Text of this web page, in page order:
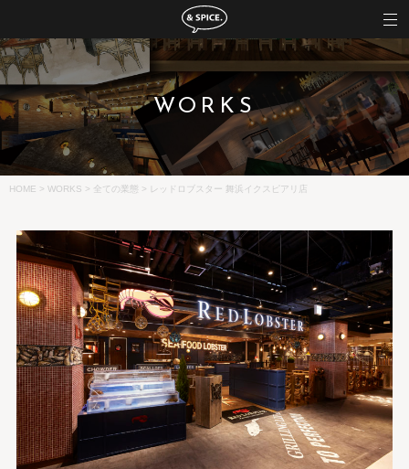
WORKS
HOME > WORKS > 全ての業態 > レッドロブスター 舞浜イクスピアリ店